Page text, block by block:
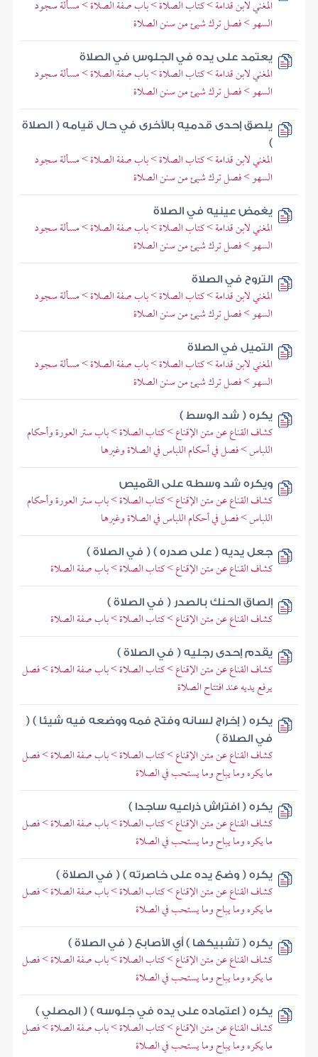
المغني لابن قدامة > كتاب الصلاة > باب صفة الصلاة > مسألة سجود
السهو > فصل ترك شيئ من سنن الصلاة
يعتمد على يده في الجلوس في الصلاة
المغني لابن قدامة > كتاب الصلاة > باب صفة الصلاة > مسألة سجود
السهو > فصل ترك شيئ من سنن الصلاة
يلصق إحدى قدميه بالأخرى في حال قيامه ( الصلاة
)
المغني لابن قدامة > كتاب الصلاة > باب صفة الصلاة > مسألة سجود
السهو > فصل ترك شيئ من سنن الصلاة
يغمض عينيه في الصلاة
المغني لابن قدامة > كتاب الصلاة > باب صفة الصلاة > مسألة سجود
السهو > فصل ترك شيئ من سنن الصلاة
التروح في الصلاة
المغني لابن قدامة > كتاب الصلاة > باب صفة الصلاة > مسألة سجود
السهو > فصل ترك شيئ من سنن الصلاة
التميل في الصلاة
المغني لابن قدامة > كتاب الصلاة > باب صفة الصلاة > مسألة سجود
السهو > فصل ترك شيئ من سنن الصلاة
يكره ( شد الوسط )
كشاف القناع عن متن الإقناع > كتاب الصلاة > باب ستر العورة وأحكام
اللباس > فصل في أحكام اللباس في الصلاة وغيرها
ويكره شد وسطه على القميص
كشاف القناع عن متن الإقناع > كتاب الصلاة > باب ستر العورة وأحكام
اللباس > فصل في أحكام اللباس في الصلاة وغيرها
جعل يديه ( على صدره ) ( في الصلاة )
كشاف القناع عن متن الإقناع > كتاب الصلاة > باب صفة الصلاة
إلصاق الحنك بالصدر ( في الصلاة )
كشاف القناع عن متن الإقناع > كتاب الصلاة > باب صفة الصلاة
يقدم إحدى رجليه ( في الصلاة )
كشاف القناع عن متن الإقناع > كتاب الصلاة > باب صفة الصلاة > فصل
يرفع يديه عند افتتاح الصلاة
يكره ( إخراج لسانه وفتح فمه ووضعه فيه شيئا ) (
في الصلاة )
كشاف القناع عن متن الإقناع > كتاب الصلاة > باب صفة الصلاة > فصل
ما يكره وما يباح وما يستحب في الصلاة
يكره ( افتراش ذراعيه ساجدا )
كشاف القناع عن متن الإقناع > كتاب الصلاة > باب صفة الصلاة > فصل
ما يكره وما يباح وما يستحب في الصلاة
يكره ( وضع يده على خاصرته ) ( في الصلاة )
كشاف القناع عن متن الإقناع > كتاب الصلاة > باب صفة الصلاة > فصل
ما يكره وما يباح وما يستحب في الصلاة
يكره ( تشبيكها ) أي الأصابع ( في الصلاة )
كشاف القناع عن متن الإقناع > كتاب الصلاة > باب صفة الصلاة > فصل
ما يكره وما يباح وما يستحب في الصلاة
يكره ( اعتماده على يده في جلوسه ) ( المصلي )
كشاف القناع عن متن الإقناع > كتاب الصلاة > باب صفة الصلاة > فصل
ما يكره وما يباح وما يستحب في الصلاة